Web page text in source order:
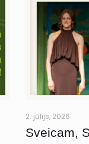
2. jūlijs, 2026
Sveicam,